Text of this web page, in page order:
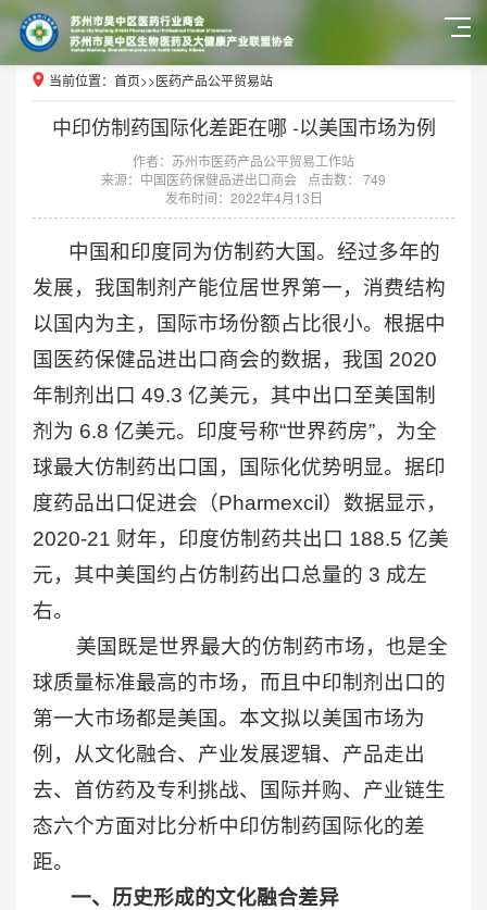
当前位置： 首页>>医药产品公平贸易站
中印仿制药国际化差距在哪 -以美国市场为例
作者：苏州市医药产品公平贸易工作站
来源：中国医药保健品进出口商会
点击数： 749
发布时间：2022年4月13日
中国和印度同为仿制药大国。经过多年的
发展，我国制剂产能位居世界第一，消费结构
以国内为主，国际市场份额占比很小。根据中
国医药保健品进出口商会的数据，我国 2020
年制剂出口 49.3 亿美元，其中出口至美国制
剂为 6.8 亿美元。印度号称“世界药房”，为全
球最大仿制药出口国，国际化优势明显。据印
度药品出口促进会（Pharmexcil）数据显示，
2020-21 财年，印度仿制药共出口 188.5 亿美
元，其中美国约占仿制药出口总量的 3 成左
右。
美国既是世界最大的仿制药市场，也是全
球质量标准最高的市场，而且中印制剂出口的
第一大市场都是美国。本文拟以美国市场为
例，从文化融合、产业发展逻辑、产品走出
去、首仿药及专利挑战、国际并购、产业链生
态六个方面对比分析中印仿制药国际化的差
距。
一、历史形成的文化融合差异